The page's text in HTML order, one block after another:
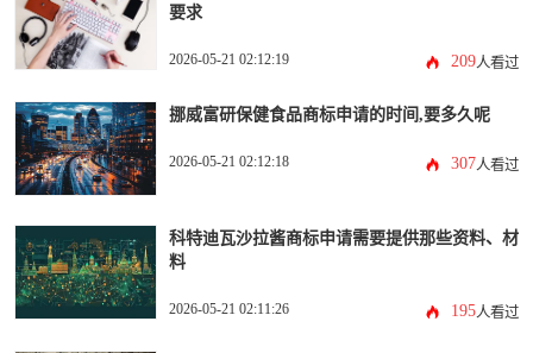
要求
2026-05-21 02:12:19 209人看过
挪威富研保健食品商标申请的时间,要多久呢
2026-05-21 02:12:18 307人看过
科特迪瓦沙拉酱商标申请需要提供那些资料、材
料
2026-05-21 02:11:26 195人看过